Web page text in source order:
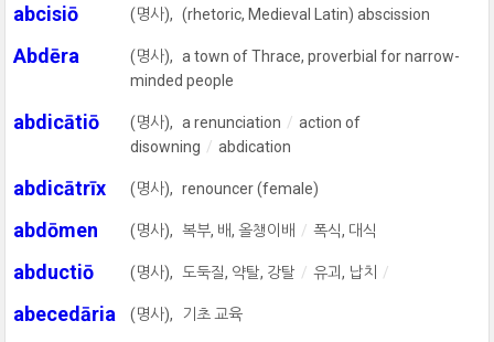
abcisiō (명사), (rhetoric, Medieval Latin) abscission
Abdēra (명사), a town of Thrace, proverbial for narrow-
minded people
abdicātiō (명사), a renunciation
action of
disowning
abdication
abdicātrīx (명사), renouncer (female)
abdōmen (명사), 복부, 배, 올챙이배 폭식, 대식
abductiō (명사), 도둑질, 약탈, 강탈 유괴, 납치
abecedāria (명사), 기초 교육